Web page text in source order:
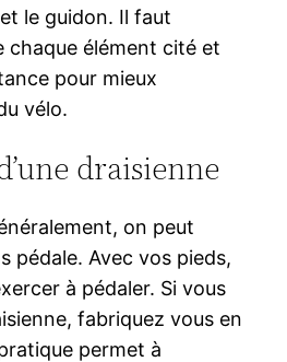
le guidon. Il faut
chaque élément cité et
pour mieux
vélo.
draisienne
on peut
pédale. Avec vos pieds,
à pédaler. Si vous
fabriquez vous en
permet à